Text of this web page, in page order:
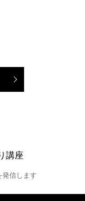
講座
発信します